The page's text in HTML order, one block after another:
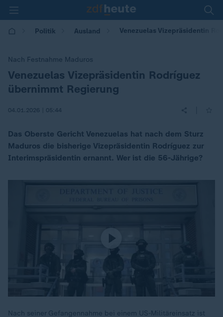
Politik Ausland Venezuelas Vizepräsidentin
Nach Festnahme Maduros
:
Venezuelas Vizepräsidentin Rodríguez
übernimmt Regierung
04.01.2026 | 05:44
Das Oberste Gericht Venezuelas hat nach dem Sturz
Maduros die bisherige Vizepräsidentin Rodríguez zur
Interimspräsidentin ernannt. Wer ist die 56-Jährige?
Nach seiner Gefangennahme bei einem US-Militäreinsatz ist